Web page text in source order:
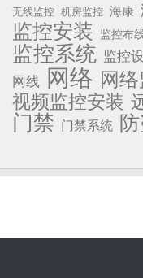
无线监控 机房监控 海康
监控安装 监控布
监控系统 监控
网线 网络 网
视频监控安装
门禁 门禁系统